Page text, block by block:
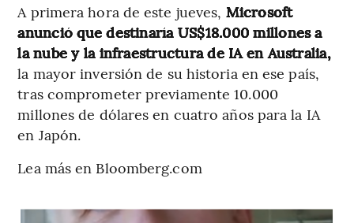
A primera hora de este jueves, Microsoft
anunció que destinaría US$18.000 millones a
la nube y la infraestructura de IA en Australia,
la mayor inversión de su historia en ese país,
tras comprometer previamente 10.000
millones de dólares en cuatro años para la IA
en Japón.
Lea más en Bloomberg.com